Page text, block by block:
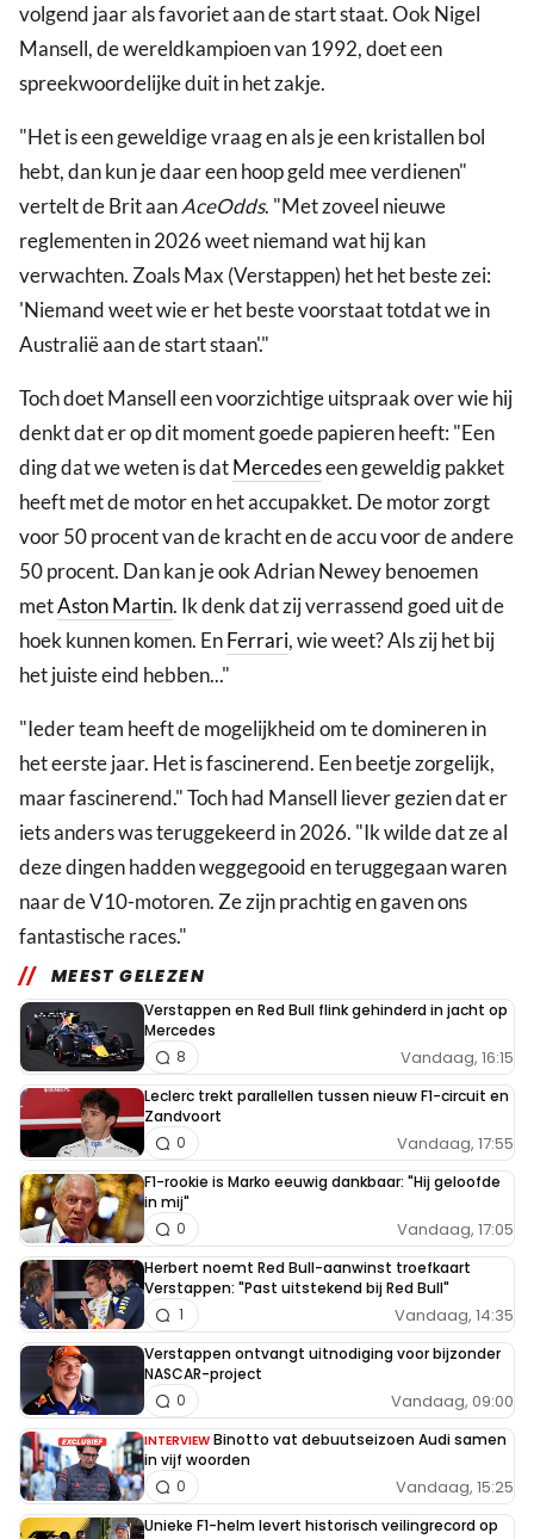
volgend jaar als favoriet aan de start staat. Ook Nigel
Mansell, de wereldkampioen van 1992, doet een
spreekwoordelijke duit in het zakje.
"Het is een geweldige vraag en als je een kristallen bol
hebt, dan kun je daar een hoop geld mee verdienen"
vertelt de Brit aanAceOdds. "Met zoveel nieuwe
reglementen in 2026 weet niemand wat hij kan
verwachten. Zoals Max (Verstappen) het het beste zei:
'Niemand weet wie er het beste voorstaat totdat we in
Australië aan de start staan'."
Toch doet Mansell een voorzichtige uitspraak over wie hij
denkt dat er op dit moment goede papieren heeft: "Een
ding dat we weten is datMercedeseen geweldig pakket
heeft met de motor en het accupakket. De motor zorgt
voor 50 procent van de kracht en de accu voor de andere
50 procent. Dan kan je ook Adrian Newey benoemen
metAston Martin. Ik denk dat zij verrassend goed uit de
hoek kunnen komen. EnFerrari, wie weet? Als zij het bij
het juiste eind hebben..."
"Ieder team heeft de mogelijkheid om te domineren in
het eerste jaar. Het is fascinerend. Een beetje zorgelijk,
maar fascinerend." Toch had Mansell liever gezien dat er
iets anders was teruggekeerd in 2026. "Ik wilde dat ze al
deze dingen hadden weggegooid en teruggegaan waren
naar de V10-motoren. Ze zijn prachtig en gaven ons
fantastische races."
MEEST GELEZEN
Verstappen en Red Bull flink gehinderd in jacht op
Mercedes
Vandaag, 16:15
8
Leclerc trekt parallellen tussen nieuw F1-circuit en
Zandvoort
Vandaag, 17:55
0
F1-rookie is Marko eeuwig dankbaar: "Hij geloofde
in mij"
Vandaag, 17:05
0
Herbert noemt Red Bull-aanwinst troefkaart
Verstappen: "Past uitstekend bij Red Bull"
Vandaag, 14:35
1
Verstappen ontvangt uitnodiging voor bijzonder
NASCAR-project
Vandaag, 09:00
0
INTERVIEW Binotto vat debuutseizoen Audi samen
in vijf woorden
Vandaag, 15:25
0
Unieke F1-helm levert historisch veilingrecord op